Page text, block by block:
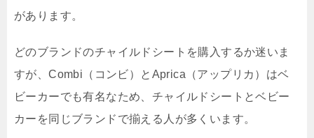
があります。
どのブランドのチャイルドシートを購入するか迷いま
すが、Combi（コンビ）とAprica（アップリカ）はベ
ビーカーでも有名なため、チャイルドシートとベビー
カーを同じブランドで揃える人が多くいます。